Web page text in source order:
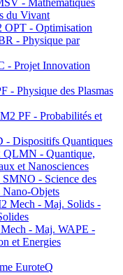
- Mathématiques
du Vivant
- Optimisation
- Physique par
- Projet Innovation
- Physique des Plasmas
PF - Probabilités et
Dispositifs Quantiques
- Quantique,
et Nanosciences
- Science des
Nano-Objets
Mech - Maj. Solids -
- Maj. WAPE -
et Energies
EuroteQ